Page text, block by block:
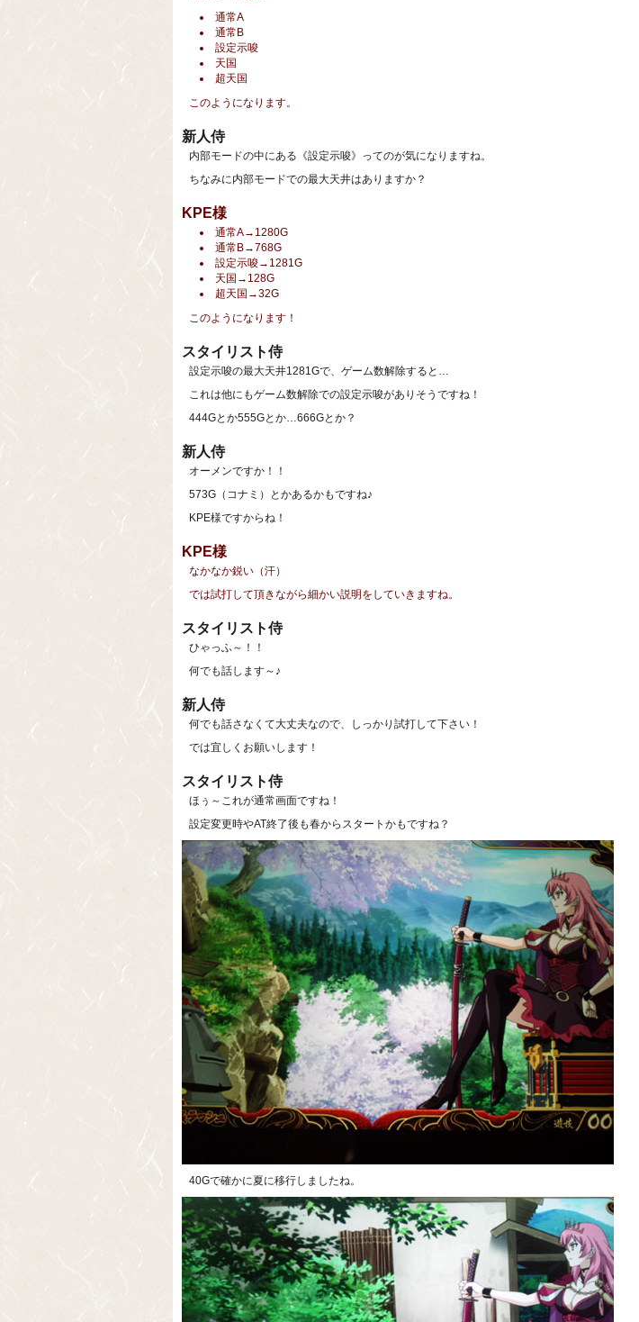
通常A
通常B
設定示唆
天国
超天国
このようになります。
新人侍
内部モードの中にある《設定示唆》ってのが気になりますね。
ちなみに内部モードでの最大天井はありますか？
KPE様
通常A→1280G
通常B→768G
設定示唆→1281G
天国→128G
超天国→32G
このようになります！
スタイリスト侍
設定示唆の最大天井1281Gで、ゲーム数解除すると…
これは他にもゲーム数解除での設定示唆がありそうですね！
444Gとか555Gとか…666Gとか？
新人侍
オーメンですか！！
573G（コナミ）とかあるかもですね♪
KPE様ですからね！
KPE様
なかなか鋭い（汗）
では試打して頂きながら細かい説明をしていきますね。
スタイリスト侍
ひゃっふ～！！
何でも話します～♪
新人侍
何でも話さなくて大丈夫なので、しっかり試打して下さい！
では宜しくお願いします！
スタイリスト侍
ほぅ～これが通常画面ですね！
設定変更時やAT終了後も春からスタートかもですね？
40Gで確かに夏に移行しましたね。